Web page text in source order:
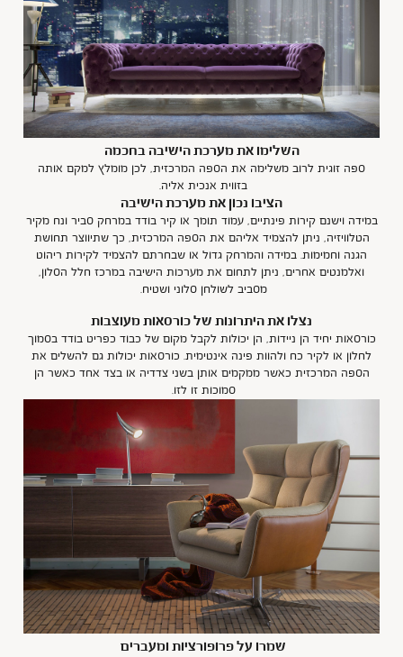
השלימו את מערכת הישיבה בחכמה
ספה זוגית לרוב משלימה את הספה המרכזית, לכן מומלץ למקם אותה
בזווית אנכית אליה.
הציבו נכון את מערכת הישיבה
במידה וישנם קירות פינתיים, עמוד תומך או קיר בודד במרחק סביר ונח מקיר
הטלוויזיה, ניתן להצמיד אליהם את הספה המרכזית, כך שתיווצר תחושת
הגנה וחמימות. במידה והמרחק גדול או שבחרתם להצמיד לקירות ריהוט
ואלמנטים אחרים, ניתן לתחום את מערכות הישיבה במרכז חלל הסלון,
מסביב לשולחן סלוני ושטיח.
נצלו את היתרונות של כורסאות מעוצבות
כורסאות יחיד הן ניידות, הן יכולות לקבל מקום של כבוד כפריט בודד בסמוך
לחלון או לקיר כח ולהוות פינה אינטימית. כורסאות יכולות גם להשלים את
הספה המרכזית כאשר ממקמים אותן בשני צדדיה או בצד אחד כאשר הן
סמוכות זו לזו.
שמרו על פרופורציות ומעברים